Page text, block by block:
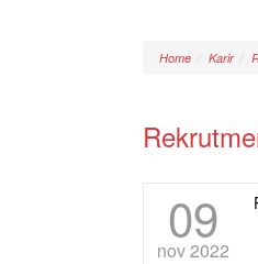
Home Karir
09
nov 2022